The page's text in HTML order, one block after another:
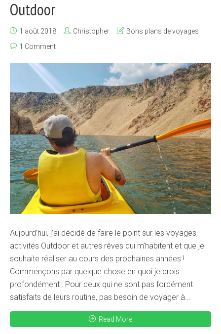
Outdoor
1 août 2018 Christopher
Bons plans de voyages
1 Comment
Aujourd’hui, j’ai décidé de faire le point sur les voyages,
activités Outdoor et autres rêves qui m’habitent et que je
souhaite réaliser au cours des prochaines années !
Commençons par quelque chose en quoi je crois
profondément : Pour ceux qui ne sont pas forcément
satisfaits de leurs routine, pas besoin de voyager à...
Read More